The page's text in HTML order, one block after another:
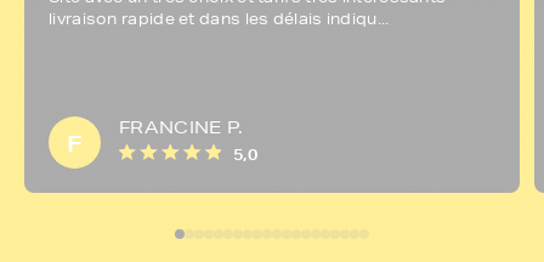
livraison rapide et dans les délais indiqu...
F
FRANCINE P.
5,0